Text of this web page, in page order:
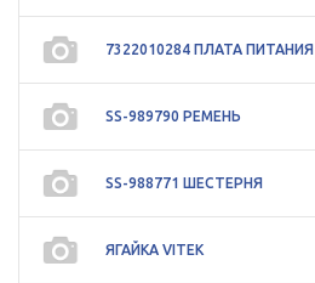
7322010284 ПЛАТА ПИТАНИЯ
SS-989790 РЕМЕНЬ
SS-988771 ШЕСТЕРНЯ
ЯГАЙКА VITEK